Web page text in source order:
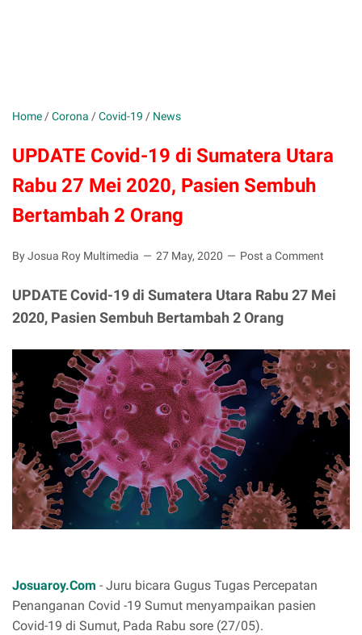
Home /Corona /Covid-19 / News
UPDATE Covid-19 di Sumatera Utara
Rabu 27 Mei 2020, Pasien Sembuh
Bertambah 2 Orang
By Josua Roy Multimedia 27 May, 2020 Post a Comment
UPDATE Covid-19 di Sumatera Utara Rabu 27 Mei
2020, Pasien Sembuh Bertambah 2 Orang
Josuaroy.Com - Juru bicara Gugus Tugas Percepatan
Penanganan Covid -19 Sumut menyampaikan pasien
Covid-19 di Sumut, Pada Rabu sore (27/05).